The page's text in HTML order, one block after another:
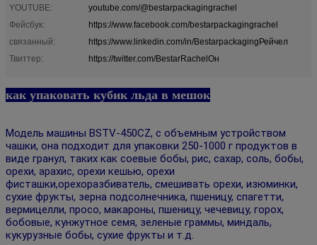
YOUTUBE:
youtube.com/@bestarpackagingrachel
Фейсбук:
https://www.facebook.com/bestarpackagingrachel
связанный:
https://www.linkedin.com/in/BestarpackagingРейчел
Твиттер:
https://twitter.com/BestarRachelОн
как упаковать кубик льда в мешок
Модель машины BSTV-450CZ, с объемным устройством
чашки, она подходит для упаковки 250-1000 г продуктов в
виде гранул, таких как соевые бобы, рис, сахар, соль, бобы,
орехи, арахис, орехи кешью, орехи
фисташки,орехоразбиватель, смешивать орехи, изюминки,
сухие фрукты, зерна подсолнечника, пшеницу, спагетти,
вермицелли, просо, макароны, пшеницу, чечевицу, горох,
бобовые, кунжутное семя, зеленые граммы, миндаль,
кукурузные бобы, сухие фрукты и т.д.